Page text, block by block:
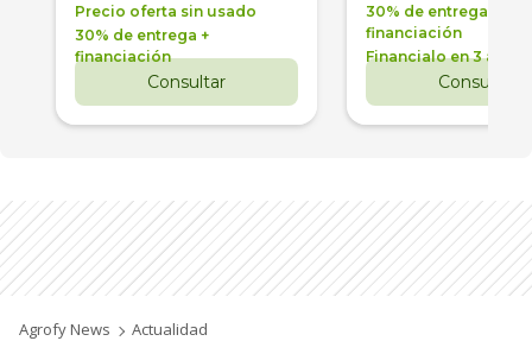
Precio oferta sin usado
30% de entrega +
financiación
Consultar
30% de entrega +
financiación
Financialo en 3 años
Consultar
Agrofy News Actualidad